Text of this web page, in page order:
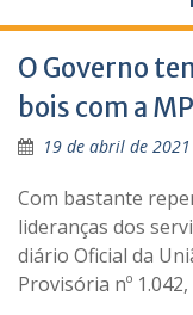
O Governo
bois com a
19 de abril de 2021
Com bastante
lideranças dos
diário Oficial da
Provisória nº